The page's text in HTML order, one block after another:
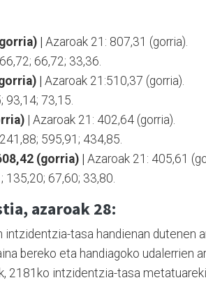
| Azaroak 21: 807,31 (gorria).
66,72; 33,36.
Azaroak 21:510,37 (gorria).
93,14; 73,15.
| Azaroak 21: 402,64 (gorria).
595,91; 434,85.
(gorria) | Azaroak 21: 405,61
135,20; 67,60; 33,80.
azaroak 28:
tasa handienan dutenen
bereko eta handiagoko udalerrien
2181ko intzidentzia-tasa